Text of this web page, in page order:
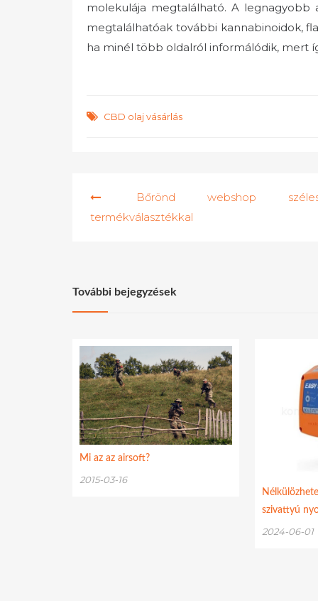
molekulája megtalálható. A legnagyobb
megtalálhatóak további kannabinoidok,
ha minél több oldalról informálódik, mert
CBD olaj vásárlás
navigáció
Bőrönd webshop
termékválasztékkal
További bejegyzések
Mi az az airsoft?
2015-03-16
szivattyú
2024-06-01